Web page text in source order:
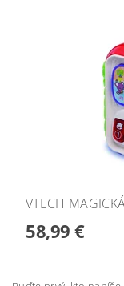
VTECH
58,99 €